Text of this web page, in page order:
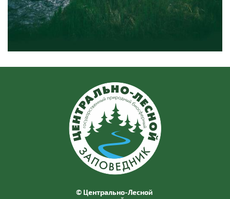
© Центрально-Лесной